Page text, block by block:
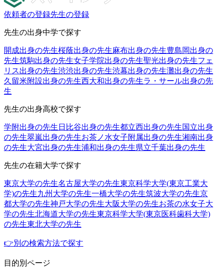
依頼者の登録先生の登録
先生の出身中学で探す
開成出身の先生桜蔭出身の先生麻布出身の先生豊島岡出身の
先生筑駒出身の先生女子学院出身の先生聖光出身の先生フェ
リス出身の先生渋渋出身の先生渋幕出身の先生灘出身の先生
久留米附設出身の先生西大和出身の先生ラ・サール出身の先
生
先生の出身高校で探す
学附出身の先生 日比谷出身の先生都立西出身の先生国立出身
の先生翠嵐出身の先生お茶ノ水女子附属出身の先生湘南出身
の先生大宮出身の先生浦和出身の先生県立千葉出身の先生
先生の在籍大学で探す
東京大学の先生名古屋大学の先生東京科学大学(東京工業大
学)の先生九州大学の先生一橋大学の先生筑波大学の先生京
都大学の先生神戸大学の先生大阪大学の先生お茶の水女子大
学の先生北海道大学の先生東京科学大学(東京医科歯科大学)
の先生東北大学の先生
👉別の検索方法で探す
目的別ページ